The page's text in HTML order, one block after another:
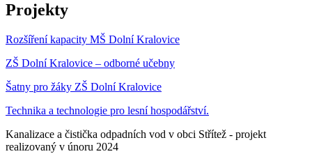
Projekty
Rozšíření kapacity MŠ Dolní Kralovice
ZŠ Dolní Kralovice – odborné učebny
Šatny pro žáky ZŠ Dolní Kralovice
Technika a technologie pro lesní hospodářství.
Kanalizace a čistička odpadních vod v obci Střítež - projekt
realizovaný v únoru 2024